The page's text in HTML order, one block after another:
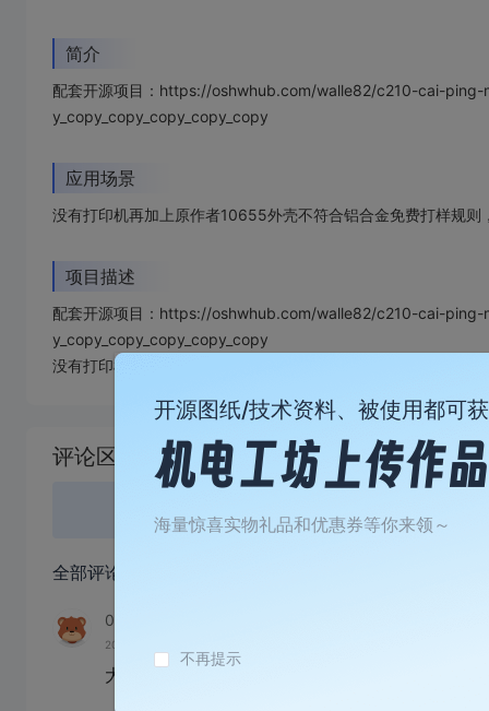
简介
配套开源项目：https://oshwhub.com/walle82/c210-cai-ping-
y_copy_copy_copy_copy_copy
应用场景
没有打印机再加上原作者10655外壳不符合铝合金免费打样规
项目描述
配套开源项目：https://oshwhub.com/walle82/c210-cai-ping-
y_copy_copy_copy_copy_copy
没有打印机再加上原作者10655外壳不符合铝合金免费打样规
失
评论区
全部评论
098765vB276I
2025-10-17 15:17:48
开源图纸/技术资料、被使用都可
海量惊喜实物礼品和优惠券等你来领～
不再提示